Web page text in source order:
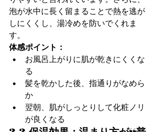
泡が水中に長く留まることで熱を逃が
しにくくし、湯冷めを防いでくれま
す。
体感ポイント：
お風呂上がりに肌が乾きにくくな
る
髪を乾かした後、指通りがなめら
か
翌朝、肌がしっとりして化粧ノリ
が良くなる